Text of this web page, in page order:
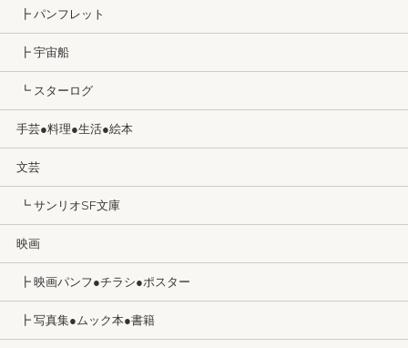
┣ パンフレット
┣ 宇宙船
┗ スターログ
手芸●料理●生活●絵本
文芸
┗ サンリオSF文庫
映画
┣ 映画パンフ●チラシ●ポスター
┣ 写真集●ムック本●書籍